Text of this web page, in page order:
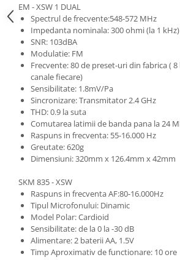
Interfete MIDI si Cabluri Midi-USB
Microfoane de studio
Monitoare de studio
Pop filtre
Preamplificatoare
Protectii antifonice pentru urechi
Rack studio
Recordere de studio
Recordere portabile
Sintetizatoare
Subwoofere de studio
Tratament acustic
Lumini si efecte
Accesorii pentru lumini
Bare Led
EM - XSW 1 DUAL
Spectrul de frecvente:548-572 MHz
Impedanta nominala: 300 ohmi (la 1 kHz)
SNR: 103dBA
Modulatie: FM
Frecvente: 80 de preset-uri din fabrica (
canale fiecare)
Sensibilitate: 1.8mV/Pa
Sincronizare: Transmitator 2.4 GHz
THD: 0.9 la suta
Comutarea latimii de banda pana la 24
Raspuns in frecventa: 55-16.000 Hz
Greutate: 620g
Dimensiuni: 320mm x 126.4mm x 42mm
SKM 835 - XSW
Raspuns in frecventa AF:80-16.000Hz
Tipul Microfonului: Dinamic
Model Polar: Cardioid
Sensibilitate: de la 0 la -30 dB
Alimentare: 2 baterii AA, 1.5V
Timp Aproximativ de functionare: 10 ore